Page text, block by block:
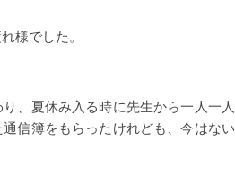
様でした。
、夏休み入る時に先生から一人一人
信簿をもらったけれども、今はない